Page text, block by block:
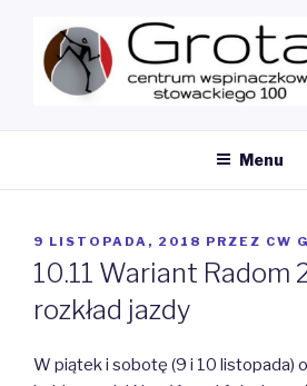
MY CMS
Menu
OPUBLIKOWANE
W
9 LISTOPADA, 2018 PRZEZ CW
10.11 Wariant Radom
rozkład jazdy
W piątek i sobotę (9 i 10 listopada)